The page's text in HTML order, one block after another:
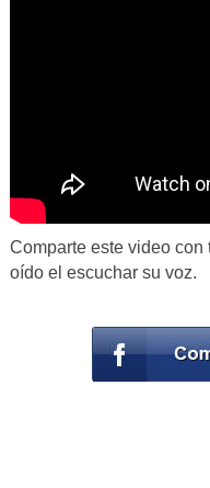
Comparte este video
oído el escuchar su voz.